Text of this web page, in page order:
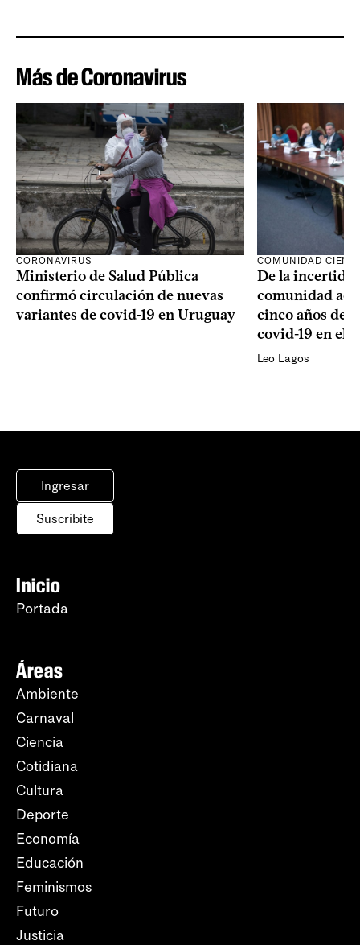
Más de Coronavirus
CORONAVIRUS
Ministerio de Salud Pública
confirmó circulación de nuevas
variantes de covid-19 en Uruguay
COMUNIDAD
De la
comunidad
cinco años de
covid-19 en el
Leo Lagos
Ingresar
Suscribite
Inicio
Portada
Áreas
Ambiente
Carnaval
Ciencia
Cotidiana
Cultura
Deporte
Economía
Educación
Feminismos
Futuro
Justicia